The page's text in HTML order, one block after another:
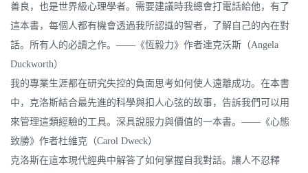
善良，也是世界級心理學者。需要建議時我總會打電話給他，有了
這本書，每個人都有機會透過我所認識的智者，了解自己的內在對
話。所有人的必讀之作。——《恆毅力》作者達克沃斯（Angela
Duckworth）
我的專業生涯都在研究失控的負面思考如何使人遠離成功。在本書
中，克洛斯結合最先進的科學與扣人心弦的故事，告訴我們可以用
來管理這類經驗的工具。深具說服力與價值的一本書。——《心態
致勝》作者杜維克（Carol Dweck）
克洛斯在這本現代經典中解答了如何掌握自我對話。讓人不忍釋